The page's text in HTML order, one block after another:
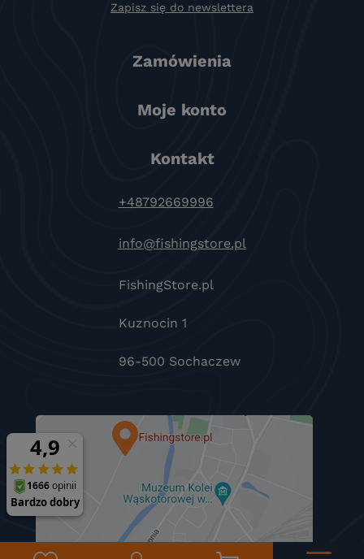
Zapisz się do newslettera
Zamówienia
Moje konto
Kontakt
+48792669996
info@fishingstore.pl
FishingStore.pl
Kuznocin 1
96-500 Sochaczew